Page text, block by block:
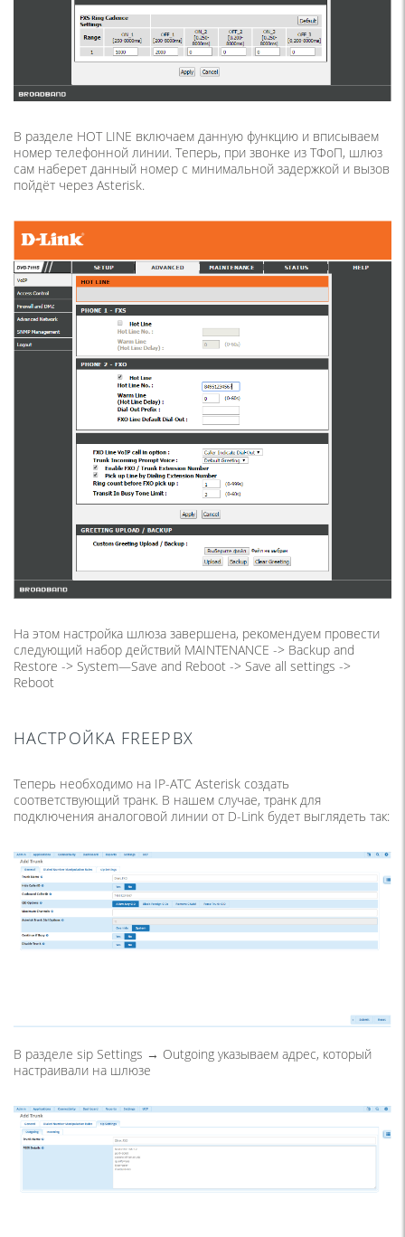
В разделе HOT LINE включаем данную функцию и вписываем
номер телефонной линии. Теперь, при звонке из ТФоП, шлюз
сам наберет данный номер с минимальной задержкой и вызов
пойдёт через Asterisk.
На этом настройка шлюза завершена, рекомендуем провести
следующий набор действий MAINTENANCE -> Backup and
Restore -> System—Save and Reboot -> Save all settings ->
Reboot
НАСТРОЙКА FREEPBX
Теперь необходимо на IP-АТС Asterisk создать
соответствующий транк. В нашем случае, транк для
подключения аналоговой линии от D-Link будет выглядеть так:
В разделе sip Settings → Outgoing указываем адрес, который
настраивали на шлюзе